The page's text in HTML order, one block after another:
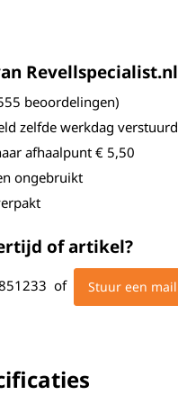
Revellspecialist.nl
beoordelingen)
zelfde werkdag verstuurd
afhaalpunt € 5,50
ongebruikt
of artikel?
of Stuur een mail